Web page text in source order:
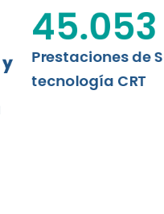
Prestaciones de
tecnología CRT
45.053